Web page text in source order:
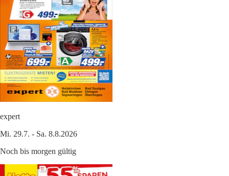
expert
Mi. 29.7. - Sa. 8.8.2026
Noch bis morgen gültig